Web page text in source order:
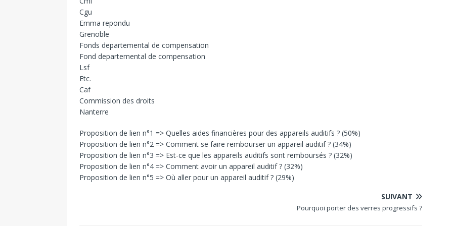
Cgu
Emma repondu
Grenoble
Fonds departemental de compensation
Fond departemental de compensation
Lsf
Etc.
Caf
Commission des droits
Nanterre
Proposition de lien n°1 => Quelles aides financières pour des appareils auditifs ? (50%)
Proposition de lien n°2 => Comment se faire rembourser un appareil auditif ? (34%)
Proposition de lien n°3 => Est-ce que les appareils auditifs sont remboursés ? (32%)
Proposition de lien n°4 => Comment avoir un appareil auditif ? (32%)
Proposition de lien n°5 => Où aller pour un appareil auditif ? (29%)
SUIVANT
Pourquoi porter des verres progressifs ?